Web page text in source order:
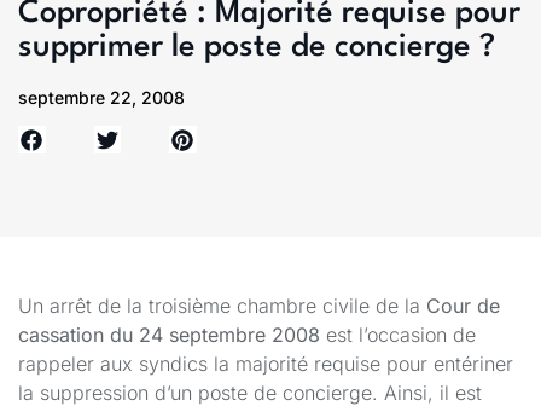
Copropriété : Majorité requise pour
supprimer le poste de concierge ?
septembre 22, 2008
Un arrêt de la troisième chambre civile de la Cour de
cassation du 24 septembre 2008 est l’occasion de
rappeler aux syndics la majorité requise pour entériner
la suppression d’un poste de concierge. Ainsi, il est